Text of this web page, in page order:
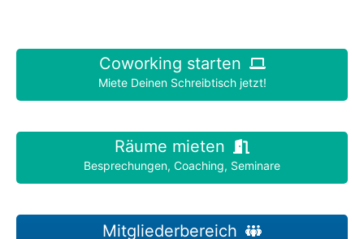
Coworking starten
Miete Deinen Schreibtisch jetzt!
Räume mieten
Besprechungen, Coaching, Seminare
Mitgliederbereich